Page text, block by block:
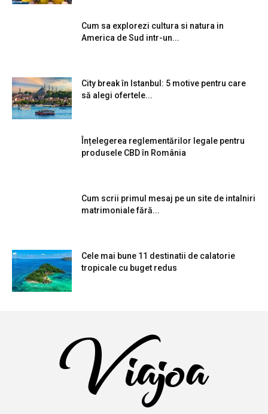
Cum sa explorezi cultura si natura in
America de Sud intr-un...
City break în Istanbul: 5 motive pentru care
să alegi ofertele...
Înțelegerea reglementărilor legale pentru
produsele CBD în România
Cum scrii primul mesaj pe un site de intalniri
matrimoniale fără...
Cele mai bune 11 destinatii de calatorie
tropicale cu buget redus